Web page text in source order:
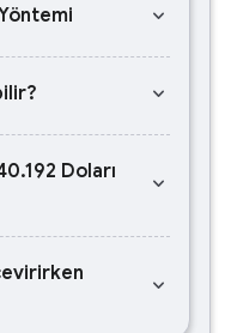
keyboard_arrow_down
keyboard_arrow_down
Doları
keyboard_arrow_down
keyboard_arrow_down